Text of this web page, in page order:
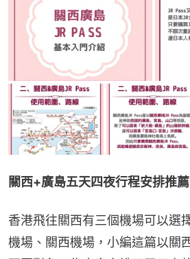
關西+廣島五天四夜行程安排推薦
香港飛往關西有三個機場可以選
機場、關西機場，小編這篇以關